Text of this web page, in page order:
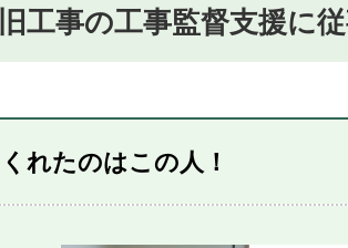
工事の工事監督支援に
れたのはこの人！